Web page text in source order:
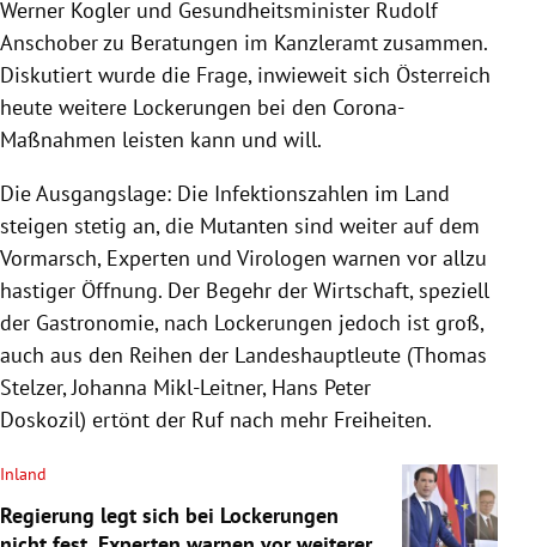
Werner Kogler und Gesundheitsminister Rudolf
Anschober zu Beratungen im Kanzleramt zusammen.
Diskutiert wurde die Frage, inwieweit sich Österreich
heute weitere Lockerungen bei den Corona-
Maßnahmen leisten kann und will.
Die Ausgangslage: Die Infektionszahlen im Land
steigen stetig an, die Mutanten sind weiter auf dem
Vormarsch, Experten und Virologen warnen vor allzu
hastiger Öffnung. Der Begehr der Wirtschaft, speziell
der Gastronomie, nach Lockerungen jedoch ist groß,
auch aus den Reihen der Landeshauptleute (Thomas
Stelzer, Johanna Mikl-Leitner, Hans Peter
Doskozil) ertönt der Ruf nach mehr Freiheiten.
Inland
Regierung legt sich bei Lockerungen